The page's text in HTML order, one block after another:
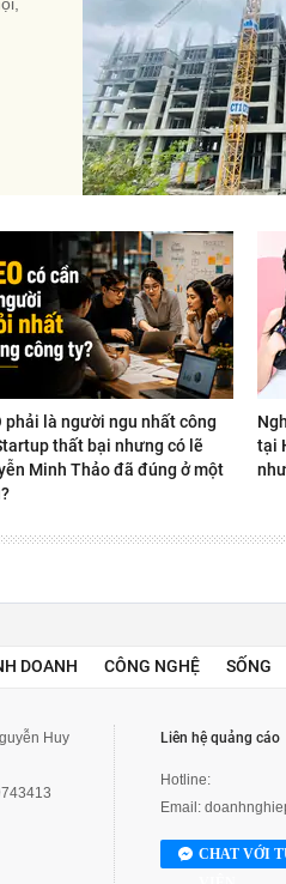
phải là người ngu nhất công
thất bại nhưng có lẽ
Minh Thảo đã đúng ở một
tại
DOANH CÔNG NGHỆ SỐNG
Huy
Liên hệ quảng cáo
Hotline:
Email:
CHAT VỚI